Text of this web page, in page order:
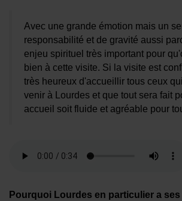
Avec une grande émotion mais un
responsabilité et de gravité aussi
enjeu spirituel très important pour
bien à cette visite. Si la visite est
très heureux d'accueillir tous ceux
venir à Lourdes et que tout sera fait
accueil soit fluide et agréable pour
Pourquoi Lourdes en particulier a